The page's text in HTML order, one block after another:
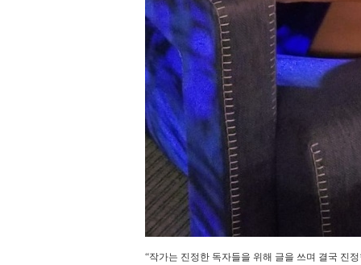
“작가는 진정한 독자들을 위해 글을 쓰며 결국 진